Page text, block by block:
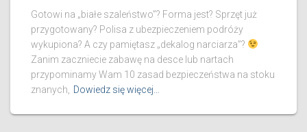
Gotowi na „białe szaleństwo”? Forma jest? Sprzęt już
przygotowany? Polisa z ubezpieczeniem podróży
wykupiona? A czy pamiętasz „dekalog narciarza”?
Zanim zaczniecie zabawę na desce lub nartach
przypominamy Wam 10 zasad bezpieczeństwa na stoku
znanych,
Dowiedz się więcej…